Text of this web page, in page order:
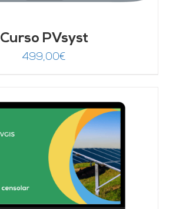
Curso PVsyst
499,00€